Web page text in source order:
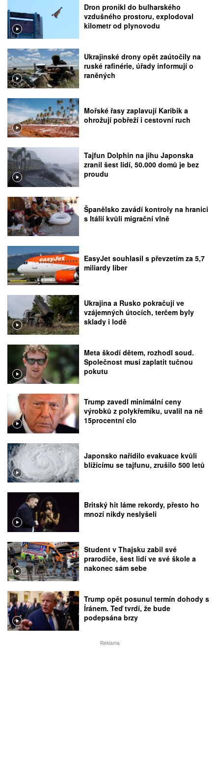
Dron pronikl do bulharského
vzdušného prostoru, explodoval
kilometr od plynovodu
Ukrajinské drony opět zaútočily na
ruské rafinérie, úřady informují o
raněných
Mořské řasy zaplavují Karibik a
ohrožují pobřeží i cestovní ruch
Tajfun Dolphin na jihu Japonska
zranil šest lidí, 50.000 domů je bez
proudu
Španělsko zavádí kontroly na hranici
s Itálií kvůli migrační vlně
EasyJet souhlasil s převzetím za 5,7
miliardy liber
Ukrajina a Rusko pokračují ve
vzájemných útocích, terčem byly
sklady i lodě
Meta škodí dětem, rozhodl soud.
Společnost musí zaplatit tučnou
pokutu
Trump zavedl minimální ceny
výrobků z polykřemíku, uvalil na ně
15procentní clo
Japonsko nařídilo evakuace kvůli
blížícímu se tajfunu, zrušilo 500 letů
Britský hit láme rekordy, přesto ho
mnozí nikdy neslyšeli
Student v Thajsku zabil své
prarodiče, šest lidí ve své škole a
nakonec sám sebe
Trump opět posunul termín dohody s
Íránem. Teď tvrdí, že bude
podepsána brzy
Reklama